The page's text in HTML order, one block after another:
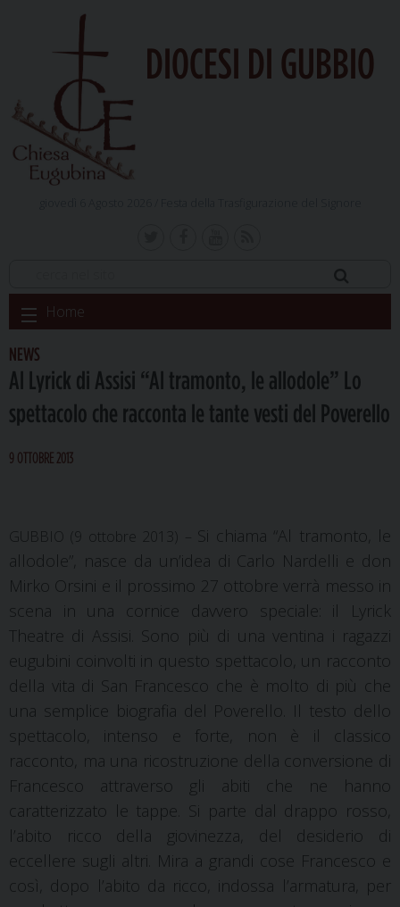
DIOCESI DI GUBBIO
Skip
to
content
Home
NEWS
Al Lyrick di Assisi “Al tramonto, le allodole” Lo
spettacolo che racconta le tante vesti del Poverello
9 OTTOBRE 2013
GUBBIO (9 ottobre 2013) – Si chiama “Al tramonto, le
allodole”, nasce da un’idea di Carlo Nardelli e don
Mirko Orsini e il prossimo 27 ottobre verrà messo in
scena in una cornice davvero speciale: il Lyrick
Theatre di Assisi. Sono più di una ventina i ragazzi
eugubini coinvolti in questo spettacolo, un racconto
della vita di San Francesco che è molto di più che
una semplice biografia del Poverello. Il testo dello
spettacolo, intenso e forte, non è il classico
racconto, ma una ricostruzione della conversione di
Francesco attraverso gli abiti che ne hanno
caratterizzato le tappe. Si parte dal drappo rosso,
l’abito ricco della giovinezza, del desiderio di
eccellere sugli altri. Mira a grandi cose Francesco e
così, dopo l’abito da ricco, indossa l’armatura, per